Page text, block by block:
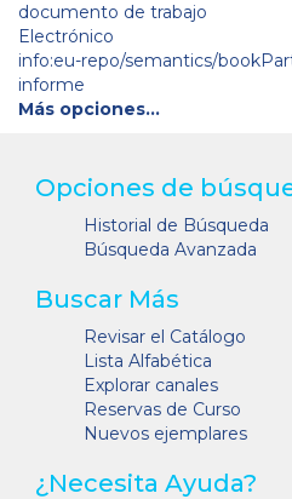
documento de trabajo
Electrónico
info:eu-repo/semantics/
informe
Más opciones…
Opciones de
Historial de Búsqueda
Búsqueda Avanzada
Buscar Más
Revisar el Catálogo
Lista Alfabética
Explorar canales
Reservas de Curso
Nuevos ejemplares
¿Necesita Ayuda?